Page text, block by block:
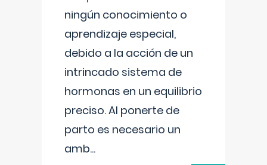
ningún conocimiento o
aprendizaje especial,
debido a la acción de un
intrincado sistema de
hormonas en un equilibrio
preciso. Al ponerte de
parto es necesario un
amb...